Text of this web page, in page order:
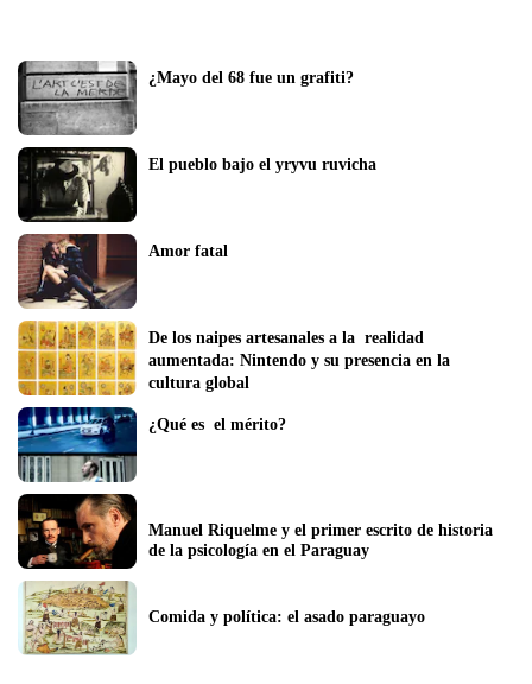
¿Mayo del 68 fue un grafiti?
El pueblo bajo el yryvu ruvicha
Amor fatal
De los naipes artesanales a la  realidad
aumentada: Nintendo y su presencia en la
cultura global
¿Qué es  el mérito?
Manuel Riquelme y el primer escrito de historia
de la psicología en el Paraguay
Comida y política: el asado paraguayo